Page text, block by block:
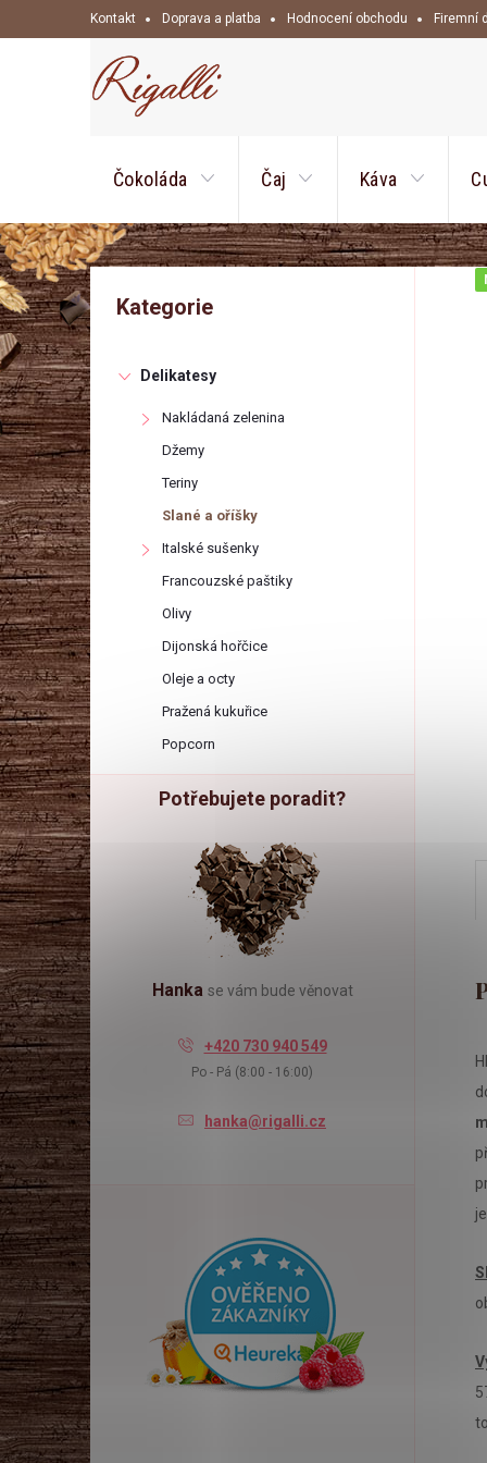
na
Kontakt Doprava a platba Hodnocení obchodu Firemní
Čokoláda Čaj Káva
P
o
s
t
r
a
n
n
í
p
a
n
e
l
Přeskočit
kategorie
Kategorie
Delikatesy
Nakládaná zelenina
Džemy
Teriny
Slané a oříšky
Italské sušenky
Francouzské paštiky
Olivy
Dijonská hořčice
Oleje a octy
Pražená kukuřice
Popcorn
Potřebujete poradit?
Hanka se vám bude věnovat
+420 730 940 549
Po - Pá (8:00 - 16:00)
hanka@rigalli.cz